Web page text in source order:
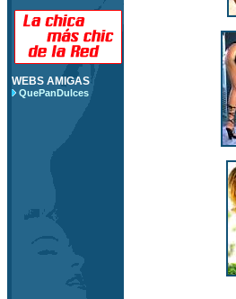
WEBS AMIGAS
QuePanDulces